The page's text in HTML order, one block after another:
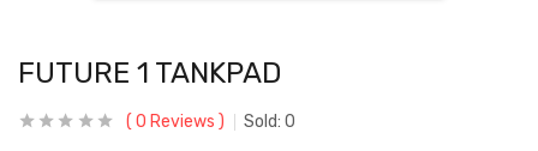
FUTURE 1 TANKPAD
0 Reviews Sold: 0